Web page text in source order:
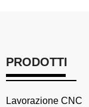
PRODOTTI
Lavorazione CNC